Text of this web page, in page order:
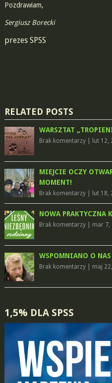
Pozdrawiam,
Sergiusz Borecki
prezes SPSS
RELATED POSTS
WARSZTAT
Brak komentarzy| lut 12,
MIEJCIE OCZY
MOMENT!
Brak komentarzy| lut 18,
NOWA PRAKTYCZNA
Brak komentarzy| mar 7,
WSPOMNIANO O
Brak komentarzy| maj
1,5% DLA SPSS